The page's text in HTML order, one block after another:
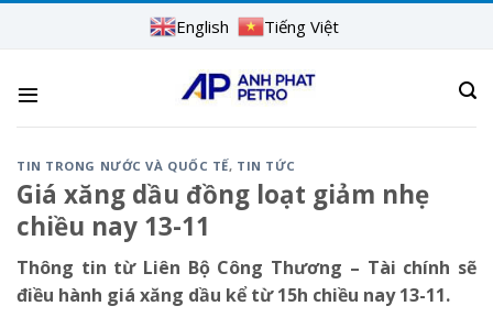
English Tiếng Việt
TIN TRONG NƯỚC VÀ QUỐC TẾ, TIN TỨC
Giá xăng dầu đồng loạt giảm nhẹ
chiều nay 13-11
Thông tin từ Liên Bộ Công Thương – Tài chính sẽ
điều hành giá xăng dầu kể từ 15h chiều nay 13-11.